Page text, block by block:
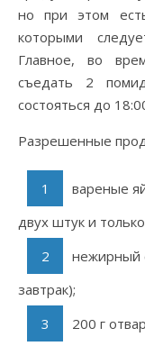
но при этом
которыми
Главное, во
съедать 2
состояться до
Разрешенные
вареные
двух штук и
нежирный
завтрак);
200 г